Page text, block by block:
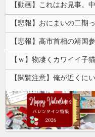
【ｗ】物凄くカワイイ子
【閲覧注意】俺が近くに